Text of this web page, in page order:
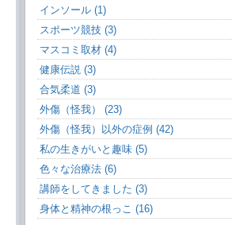
インソール (1)
スポーツ競技 (3)
マスコミ取材 (4)
健康伝説 (3)
合気柔道 (3)
外傷（怪我） (23)
外傷（怪我）以外の症例 (42)
私の生きがいと趣味 (5)
色々な治療法 (6)
講師をしてきました (3)
身体と精神の根っこ (16)